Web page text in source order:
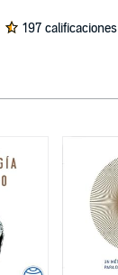
197 calificaciones